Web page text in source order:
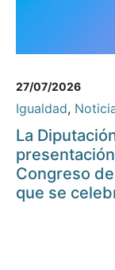
27/07/2026
Igualdad,
La
Congreso
que se